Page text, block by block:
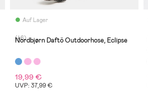
Auf Lager
(46)
Nordbjørn Daftö Outdoorhose, Eclipse
19,99 €
UVP: 37,99 €